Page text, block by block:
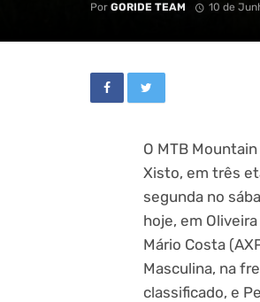
Por GORIDE TEAM 10 de
O MTB
Xisto, em três
segunda no
hoje, em
Mário Costa
Masculina, na
classificado, e